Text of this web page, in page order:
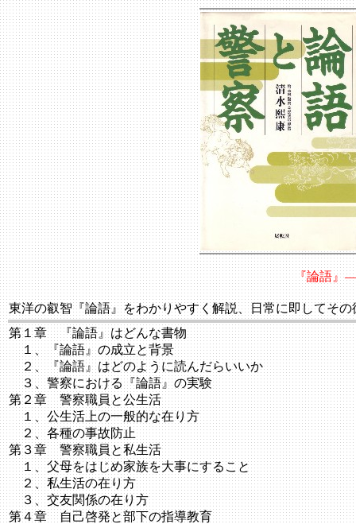
『論語』
東洋の叡智『論語』をわかりやすく解説、日常に即してそ
第１章 『論語』はどんな書物
１、『論語』の成立と背景
２、『論語』はどのように読んだらいいか
３、警察における『論語』の実験
第２章 警察職員と公生活
１、公生活上の一般的な在り方
２、各種の事故防止
第３章 警察職員と私生活
１、父母をはじめ家族を大事にすること
２、私生活の在り方
３、交友関係の在り方
第４章 自己啓発と部下の指導教育